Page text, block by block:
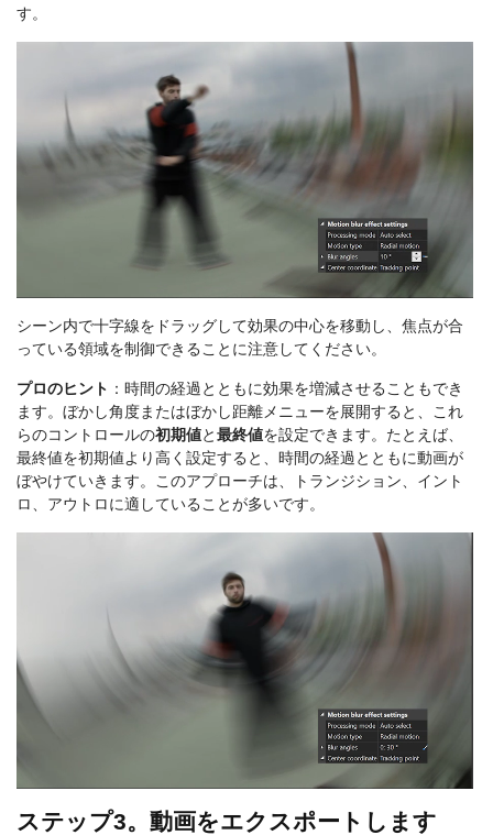
す。
シーン内で十字線をドラッグして効果の中心を移動し、焦点が合
っている領域を制御できることに注意してください。
プロのヒント ：時間の経過とともに効果を増減させることもでき
ます。ぼかし角度またはぼかし距離メニューを展開すると、これ
らのコントロールの初期値と最終値を設定できます。たとえば、
最終値を初期値より高く設定すると、時間の経過とともに動画が
ぼやけていきます。このアプローチは、トランジション、イント
ロ、アウトロに適していることが多いです。
ステップ3。動画をエクスポートします